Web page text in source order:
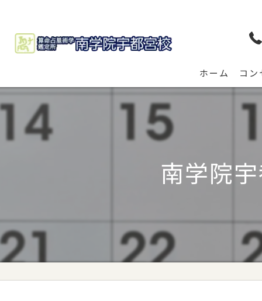
ホーム コン
南学院